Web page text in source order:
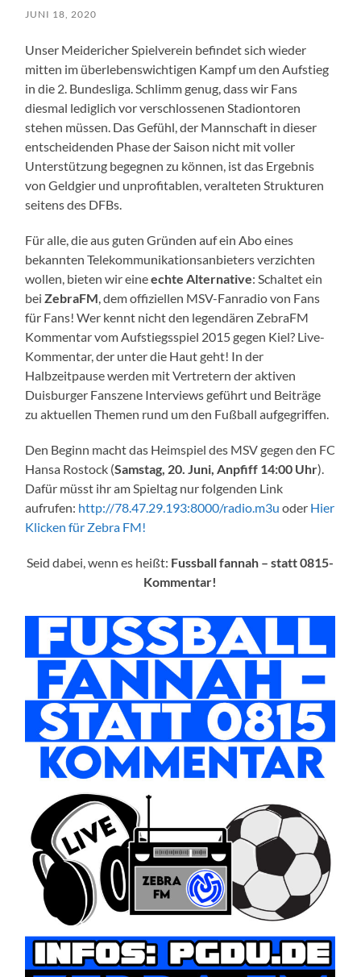
JUNI 18, 2020
Unser Meidericher Spielverein befindet sich wieder
mitten im überlebenswichtigen Kampf um den Aufstieg
in die 2. Bundesliga. Schlimm genug, dass wir Fans
diesmal lediglich vor verschlossenen Stadiontoren
stehen müssen. Das Gefühl, der Mannschaft in dieser
entscheidenden Phase der Saison nicht mit voller
Unterstützung begegnen zu können, ist das Ergebnis
von Geldgier und unprofitablen, veralteten Strukturen
seitens des DFBs.
Für alle, die aus guten Gründen auf ein Abo eines
bekannten Telekommunikationsanbieters verzichten
wollen, bieten wir eineechte Alternative: Schaltet ein
beiZebraFM, dem offiziellen MSV-Fanradio von Fans
für Fans! Wer kennt nicht den legendären ZebraFM
Kommentar vom Aufstiegsspiel 2015 gegen Kiel? Live-
Kommentar, der unter die Haut geht! In der
Halbzeitpause werden mit Vertretern der aktiven
Duisburger Fanszene Interviews geführt und Beiträge
zu aktuellen Themen rund um den Fußball aufgegriffen.
Den Beginn macht das Heimspiel des MSV gegen den FC
Hansa Rostock (Samstag, 20. Juni, Anpfiff 14:00 Uhr).
Dafür müsst ihr am Spieltag nur folgenden Link
aufrufen: http://78.47.29.193:8000/radio.m3uoder Hier
Klicken für Zebra FM!
Seid dabei, wenn es heißt: Fussball fannah – statt 0815-
Kommentar!